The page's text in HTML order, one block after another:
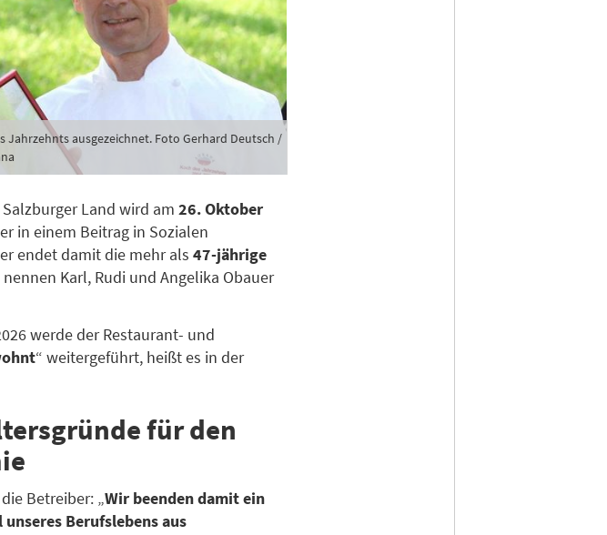
Jahrzehnts ausgezeichnet. Foto Gerhard Deutsch /
Land wird am 26. Oktober
in einem Beitrag in Sozialen
endet damit die mehr als 47-jährige
Karl, Rudi und Angelika Obauer
werde der Restaurant- und
“ weitergeführt, heißt es in der
für den
Betreiber: „Wir beenden damit ein
Berufslebens aus